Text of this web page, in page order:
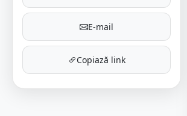
E-mail
Copiază link